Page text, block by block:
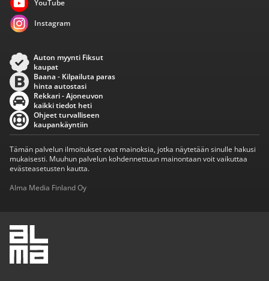
YouTube
Instagram
Auton myynti Fiksut
kaupat
Baana - Kilpailuta paras
hinta autostasi
Rekkari - Ajoneuvon
kaikki tiedot heti
Ohjeet turvalliseen
kaupankäyntiin
Tämän palvelun ilmoitukset ovat mainoksia, jotka näytetään sinulle hakusi
mukaisesti. Muuhun palvelun kohdennettuun mainontaan voit vaikuttaa
evästeasetusten kautta.
Alma Media Finland Oy